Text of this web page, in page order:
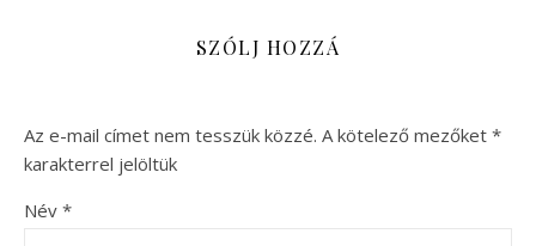
SZÓLJ HOZZÁ
Az e-mail címet nem tesszük közzé. A kötelező mezőket *
karakterrel jelöltük
Név *